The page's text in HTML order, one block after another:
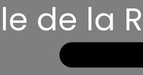
de la